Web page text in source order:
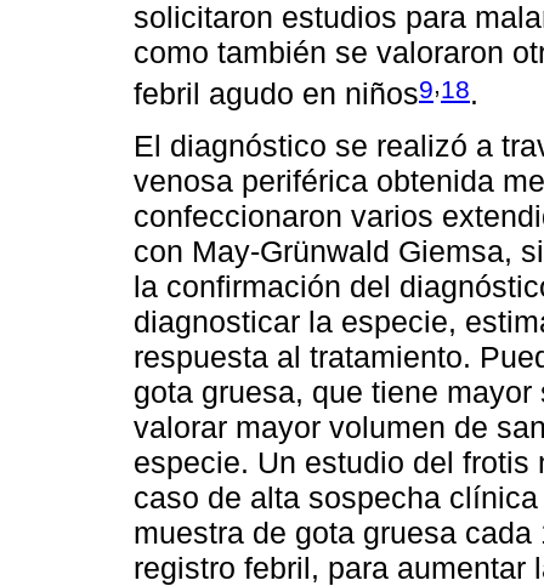
solicitaron estudios para
como también se valoraron
febril agudo en niños9,18.
El diagnóstico se realizó a
venosa periférica obtenida
confeccionaron varios
con May-Grünwald Giemsa,
la confirmación del
diagnosticar la especie,
respuesta al tratamiento.
gota gruesa, que tiene
valorar mayor volumen de
especie. Un estudio del
caso de alta sospecha
muestra de gota gruesa
registro febril, para